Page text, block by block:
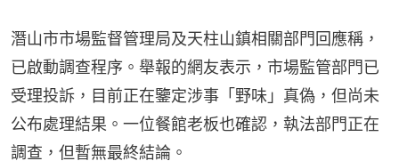
潛山市市場監督管理局及天柱山鎮相關部門回應稱，
已啟動調查程序。舉報的網友表示，市場監管部門已
受理投訴，目前正在鑒定涉事「野味」真偽，但尚未
公布處理結果。一位餐館老板也確認，執法部門正在
調查，但暫無最終結論。